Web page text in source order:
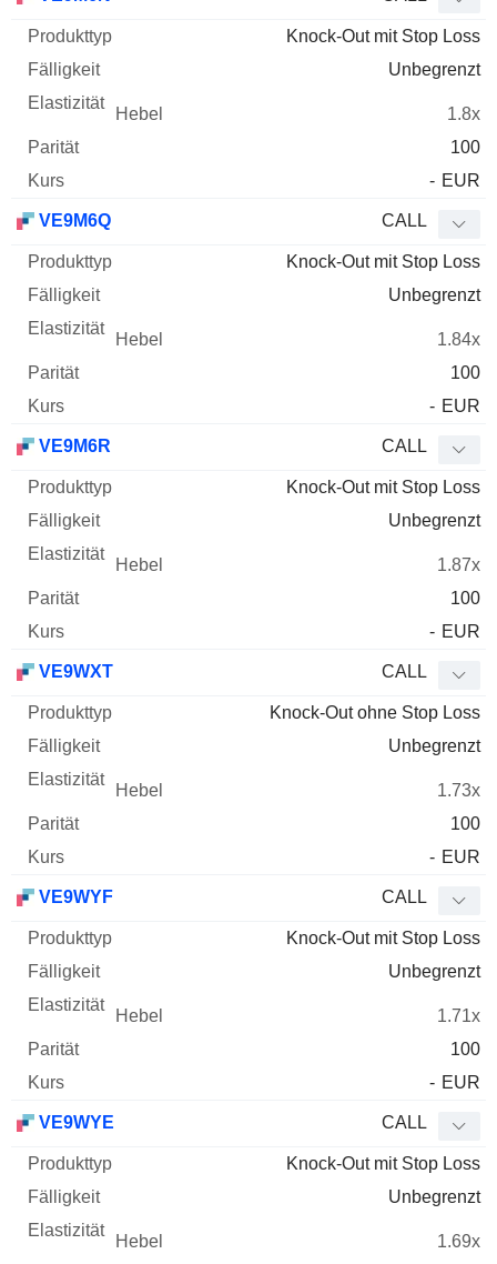
Knock-Out mit Stop Loss
Unbegrenzt
1.8x
100
- EUR
VE9M6Q CALL
Knock-Out mit Stop Loss
Unbegrenzt
1.84x
100
- EUR
VE9M6R CALL
Knock-Out mit Stop Loss
Unbegrenzt
1.87x
100
- EUR
VE9WXT CALL
Knock-Out ohne Stop Loss
Unbegrenzt
1.73x
100
- EUR
VE9WYF CALL
Knock-Out mit Stop Loss
Unbegrenzt
1.71x
100
- EUR
VE9WYE CALL
Knock-Out mit Stop Loss
Unbegrenzt
1.69x